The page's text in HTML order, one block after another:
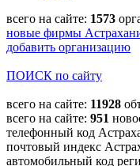
всего на сайте: 1573
новые фирмы
добавить организацию
ПОИСК по сайту
всего на сайте: 11928
всего на сайте: 951
телефонный код
почтовый индекс
автомобильный код